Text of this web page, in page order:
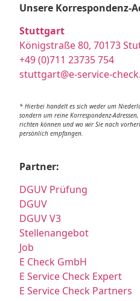
Unsere Korrespondenz-
Stuttgart
Königstraße 80, 70173
+49 (0)711 23735 754
stuttgart@e-service-
* Hierbei handelt es sich weder um
sondern um reine Korrespondenz-
richten können und wo wir Sie nach
persönlich empfangen.
Partner:
DGUV Prüfung
DGUV
DGUV V3
Stellenangebot
Job
E Check GmbH
E Service Check Expert
E Service Check Partners